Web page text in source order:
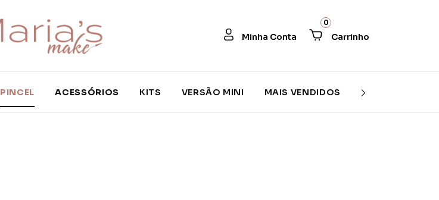
0
PINCEL ACESSÓRIOS KITS VERSÃO MINI MAIS VENDIDOS PROMOÇÃO